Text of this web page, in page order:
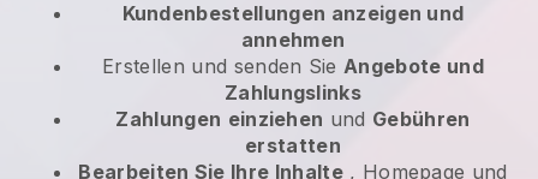
Kundenbestellungen anzeigen und
annehmen
Erstellen und senden SieAngebote und
Zahlungslinks
Zahlungen einziehen und Gebühren
erstatten
Bearbeiten Sie Ihre Inhalte, Homepage und